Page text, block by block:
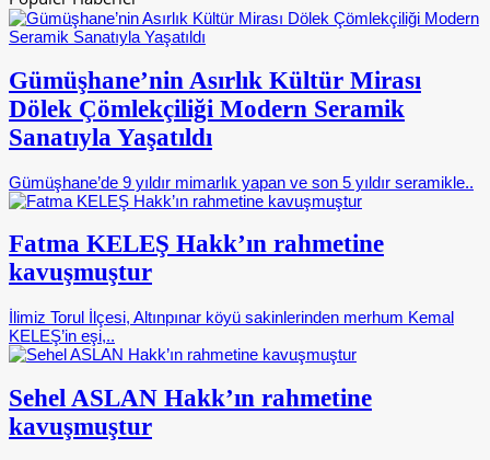
Gümüşhane’nin Asırlık Kültür Mirası
Dölek Çömlekçiliği Modern Seramik
Sanatıyla Yaşatıldı
Gümüşhane’de 9 yıldır mimarlık yapan ve son 5 yıldır seramikle..
Fatma KELEŞ Hakk’ın rahmetine
kavuşmuştur
İlimiz Torul İlçesi, Altınpınar köyü sakinlerinden merhum Kemal
KELEŞ’in eşi,..
Sehel ASLAN Hakk’ın rahmetine
kavuşmuştur